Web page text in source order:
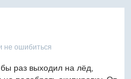
не ошибиться
раз выходил на лёд,